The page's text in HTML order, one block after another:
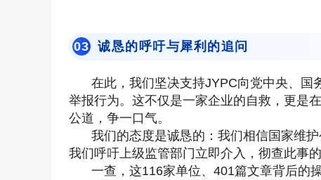
03 诚恳的呼吁与犀利的追问
在此，我们坚决支持JYPC向党中央、国
举报行为。这不仅是一家企业的自救，更是
公道，争一口气。
我们的态度是诚恳的：我们相信国家维
我们呼吁上级监管部门立即介入，彻查此事的
一查，这116家单位、401篇文章背后的